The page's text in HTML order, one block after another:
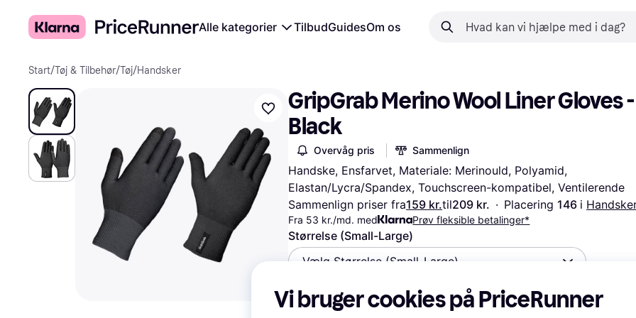
Alle kategorier TilbudGuidesOm os
Start/Tøj & Tilbehør/Tøj/Handsker
GripGrab Merino Wool Liner Gloves -
Black
Overvåg pris Sammenlign
Handske, Ensfarvet, Materiale: Merinould, Polyamid,
Elastan/Lycra/Spandex, Touchscreen-kompatibel, Ventilerende
Sammenlign priser fra159 kr.til209 kr. · Placering 146 i
Fra 53 kr./md. med Prøv fleksible betalinger*
Størrelse (Small-Large)
Vælg Størrelse (Small-Large)
Vi bruger cookies på PriceRunner